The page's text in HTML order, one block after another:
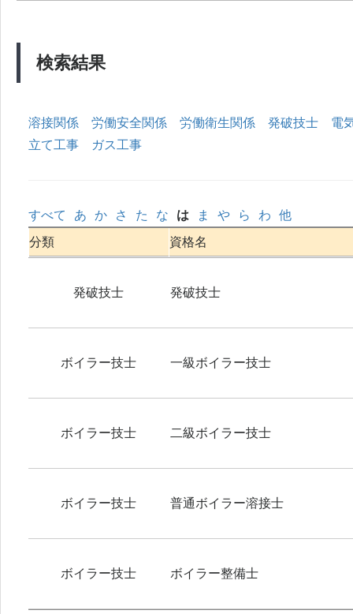
検索結果
溶接関係 労働安全関係 労働衛生関係 発破技士
電
立て工事
ガス工事
すべて あ か さ た な は ま や ら わ
他
分類
資格名
発破技士 発破技士
ボイラー技士 一級ボイラー技士
ボイラー技士 二級ボイラー技士
ボイラー技士 普通ボイラー溶接士
ボイラー技士 ボイラー整備士